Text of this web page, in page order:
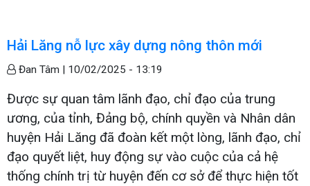
Hải Lăng nỗ lực xây dựng nông thôn mới
Đan Tâm | 10/02/2025 - 13:19
Được sự quan tâm lãnh đạo, chỉ đạo của trung
ương, của tỉnh, Đảng bộ, chính quyền và Nhân dân
huyện Hải Lăng đã đoàn kết một lòng, lãnh đạo, chỉ
đạo quyết liệt, huy động sự vào cuộc của cả hệ
thống chính trị từ huyện đến cơ sở để thực hiện tốt